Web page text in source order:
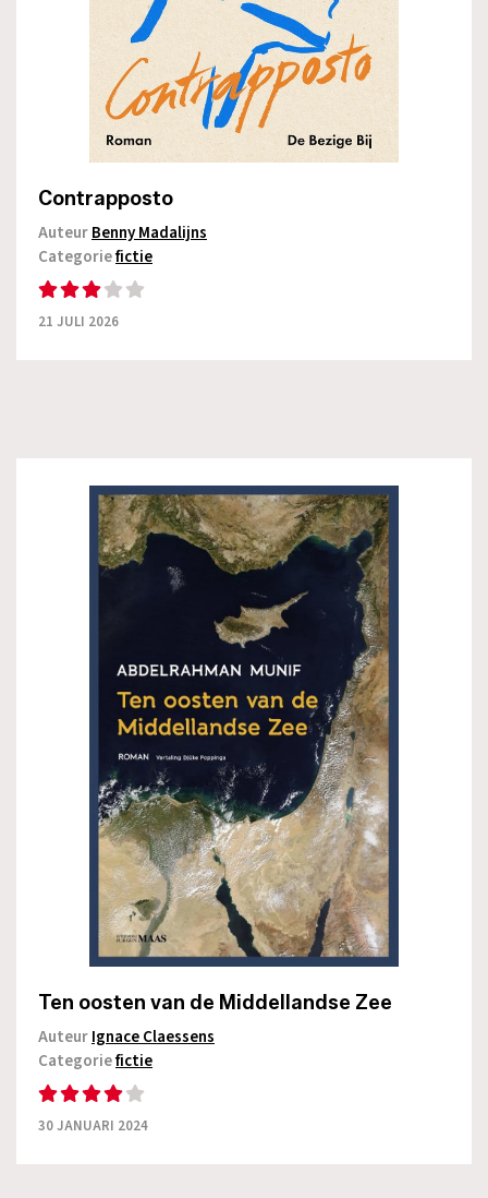
Contrapposto
AuteurBenny Madalijns
Categoriefictie
21 JULI 2026
Ten oosten van de Middellandse Zee
AuteurIgnace Claessens
Categoriefictie
30 JANUARI 2024